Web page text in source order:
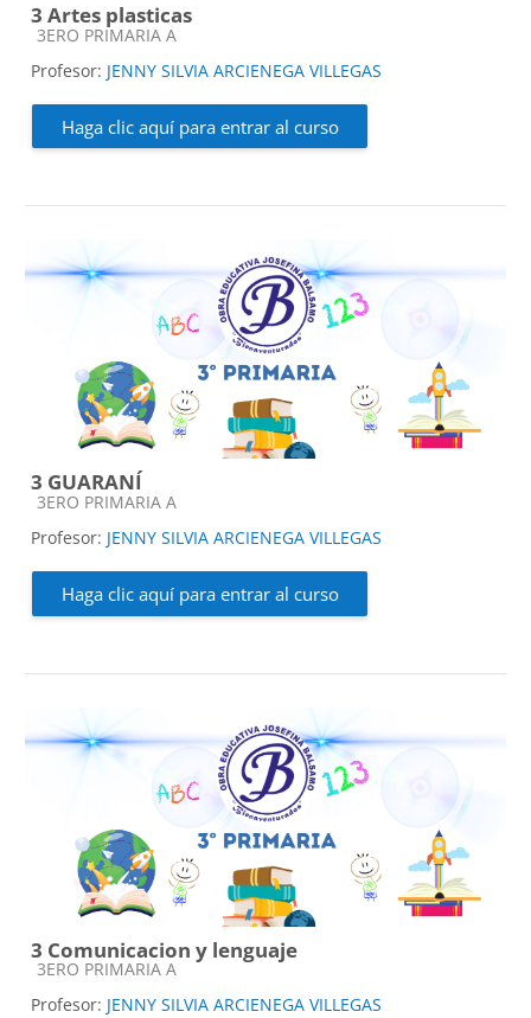
3 Artes plasticas
Categoría de cursos
3ERO PRIMARIA A
Profesor: JENNY SILVIA ARCIENEGA VILLEGAS
Haga clic aquí para entrar al curso
3 GUARANÍ
Categoría de cursos
3ERO PRIMARIA A
Profesor: JENNY SILVIA ARCIENEGA VILLEGAS
Haga clic aquí para entrar al curso
3 Comunicacion y lenguaje
Categoría de cursos
3ERO PRIMARIA A
Profesor: JENNY SILVIA ARCIENEGA VILLEGAS